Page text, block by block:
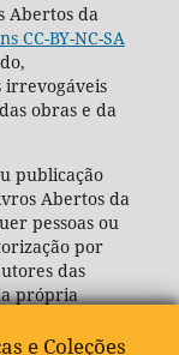
Abertos da
CC-BY-NC-SA
irrevogáveis
obras e da
publicação
Abertos da
pessoas ou
por
das
própria
e Coleções